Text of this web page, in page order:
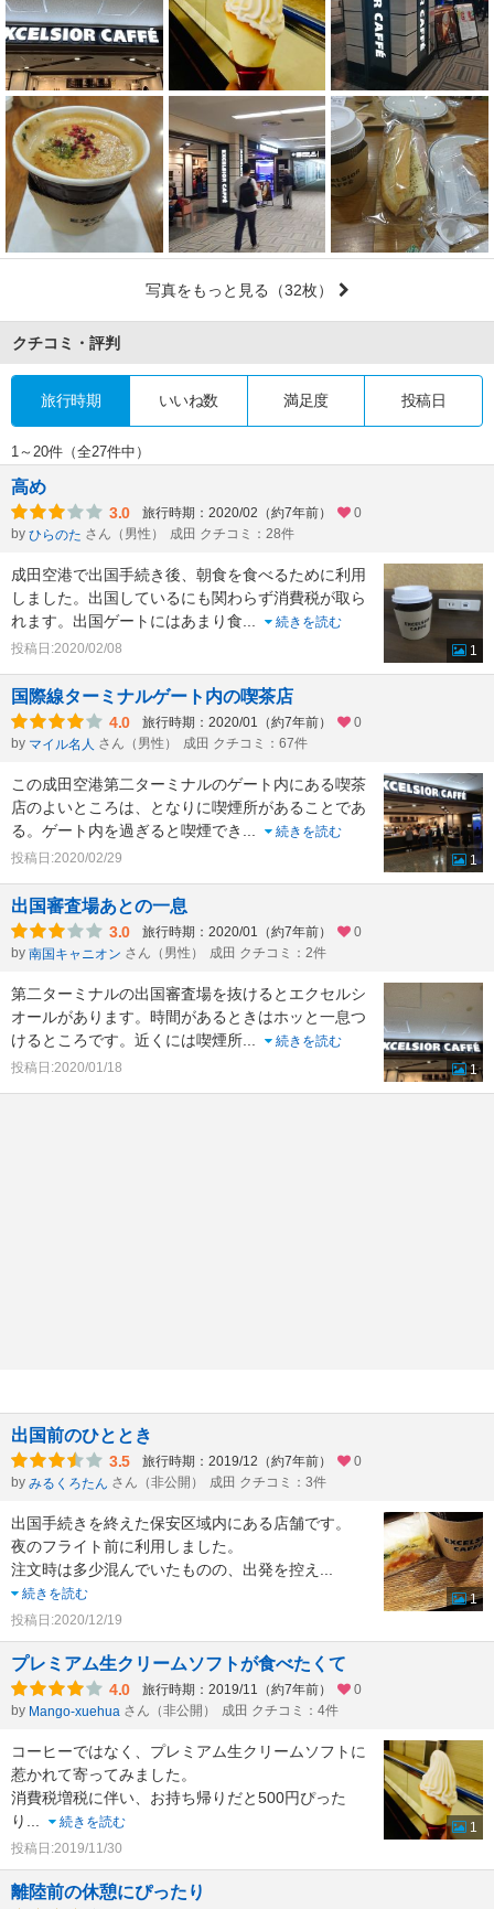
写真をもっと見る （32枚）
クチコミ・評判
旅行時期 いいね数 満足度 投稿日
1～20件（全27件中）
高め
3.0 旅行時期：2020/02（約7年前）
0
by ひらのた さん（男性） 成田 クチコミ：28件
成田空港で出国手続き後、朝食を食べるために利用
しました。出国しているにも関わらず消費税が取ら
れます。出国ゲートにはあまり食...
続きを読む
投稿日:2020/02/08
1
国際線ターミナルゲート内の喫茶店
4.0 旅行時期：2020/01（約7年前）
0
by マイル名人 さん（男性） 成田 クチコミ：67件
この成田空港第二ターミナルのゲート内にある喫茶
店のよいところは、となりに喫煙所があることであ
る。ゲート内を過ぎると喫煙でき ...
続きを読む
投稿日:2020/02/29
1
出国審査場あとの一息
3.0 旅行時期：2020/01（約7年前）
0
by 南国キャニオン さん（男性） 成田 クチコミ：2件
第二ターミナルの出国審査場を抜けるとエクセルシ
オールがあります。時間があるときはホッと一息つ
けるところです。近くには喫煙所...
続きを読む
投稿日:2020/01/18
1
出国前のひととき
3.5 旅行時期：2019/12（約7年前）
0
by みるくろたん さん（非公開） 成田 クチコミ：3件
出国手続きを終えた保安区域内にある店舗です。
夜のフライト前に利用しました。
注文時は多少混んでいたものの、出発を控え ...
続きを読む
投稿日:2020/12/19
1
プレミアム生クリームソフトが食べたくて
4.0 旅行時期：2019/11（約7年前）
0
by Mango-xuehua さん（非公開） 成田 クチコミ：4件
コーヒーではなく、プレミアム生クリームソフトに
惹かれて寄ってみました。
消費税増税に伴い、お持ち帰りだと500円ぴった
り ...
続きを読む
投稿日:2019/11/30
1
離陸前の休憩にぴったり